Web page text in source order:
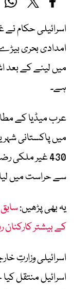
اسرائیلی حکام
امدادی بحری
میں لینے کے بعد
ہے۔
عرب میڈیا کے
میں پاکستانی
430 غیر ملکی
سے حراست میں
یہ بھی پڑھیں:
کے بیشتر کارکنان رہا، 2 تفتیش کے لیے
اسرائیلی وزارتِ
اسرائیل منتقل